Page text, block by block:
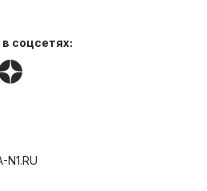
соцсетях:
N1.RU